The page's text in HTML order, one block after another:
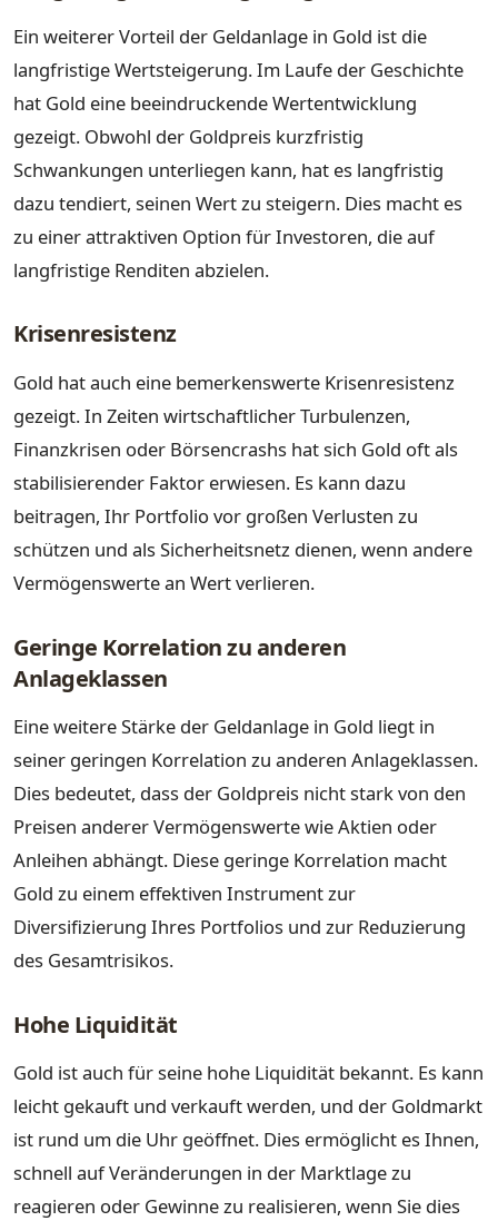
Ein weiterer Vorteil der Geldanlage in Gold ist die
langfristige Wertsteigerung. Im Laufe der Geschichte
hat Gold eine beeindruckende Wertentwicklung
gezeigt. Obwohl der Goldpreis kurzfristig
Schwankungen unterliegen kann, hat es langfristig
dazu tendiert, seinen Wert zu steigern. Dies macht es
zu einer attraktiven Option für Investoren, die auf
langfristige Renditen abzielen.
Krisenresistenz
Gold hat auch eine bemerkenswerte Krisenresistenz
gezeigt. In Zeiten wirtschaftlicher Turbulenzen,
Finanzkrisen oder Börsencrashs hat sich Gold oft als
stabilisierender Faktor erwiesen. Es kann dazu
beitragen, Ihr Portfolio vor großen Verlusten zu
schützen und als Sicherheitsnetz dienen, wenn andere
Vermögenswerte an Wert verlieren.
Geringe Korrelation zu anderen
Anlageklassen
Eine weitere Stärke der Geldanlage in Gold liegt in
seiner geringen Korrelation zu anderen Anlageklassen.
Dies bedeutet, dass der Goldpreis nicht stark von den
Preisen anderer Vermögenswerte wie Aktien oder
Anleihen abhängt. Diese geringe Korrelation macht
Gold zu einem effektiven Instrument zur
Diversifizierung Ihres Portfolios und zur Reduzierung
des Gesamtrisikos.
Hohe Liquidität
Gold ist auch für seine hohe Liquidität bekannt. Es kann
leicht gekauft und verkauft werden, und der Goldmarkt
ist rund um die Uhr geöffnet. Dies ermöglicht es Ihnen,
schnell auf Veränderungen in der Marktlage zu
reagieren oder Gewinne zu realisieren, wenn Sie dies